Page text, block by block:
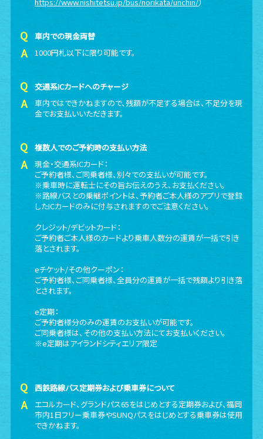
車内での現金両替
1000円札以下に限り可能です。
交通系ICカードへのチャージ
車内ではできかねますので、残額が不足する場合は、不足分を現
金でお支払いいただきます。
複数人でのご予約時の支払い方法
現金・交通系ICカード：
ご予約者様、ご同乗者様、別々での支払いが可能です。
※乗車時に運転士にその旨お伝えのうえ、お支払ください。
※路線バスとの乗継ポイントは、予約者ご本人様のアプリで登録
したICカードのみに付与されますのでご注意ください。
クレジット/デビットカード：
ご予約者ご本人様のカードより乗車人数分の運賃が一括で引き
落とされます。
eチケット/その他クーポン：
ご予約者様、ご同乗者様、全員分の運賃が一括で残額より引き落
とされます。
e定期：
ご予約者様分のみの運賃のお支払いが可能です。
ご同乗者様は、その他の支払い方法にてお支払いください。
※e定期はアイランドシティエリア限定
西鉄路線バス定期券および乗車券について
エコルカード、グランドパス65をはじめとする定期券および、福岡
市内1日フリー乗車券やSUNQパスをはじめとする乗車券は使用
できかねます。